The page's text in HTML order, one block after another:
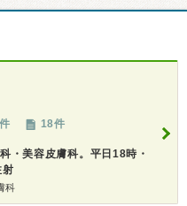
18件
・美容皮膚科。平日18時・
射
科